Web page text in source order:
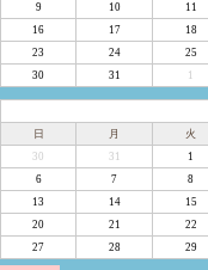
9
10 11
16
17 18
23
24 25
30
31 1
日
月 火
30
31 1
6
7 8
13
14 15
20
21 22
27
28 29